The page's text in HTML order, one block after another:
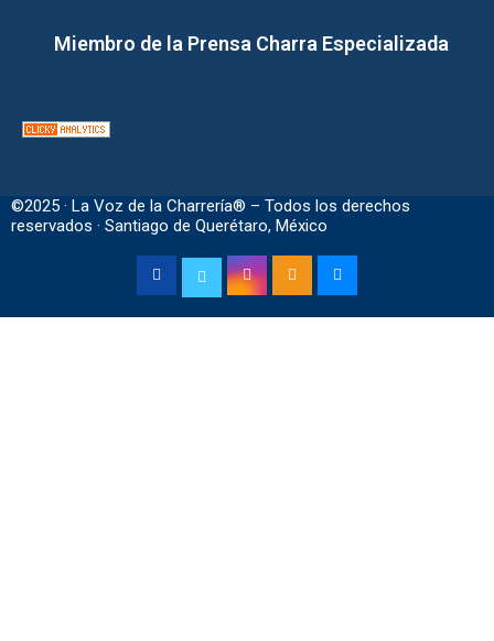
Miembro de la Prensa Charra Especializada
©2025 · La Voz de la Charrería® – Todos los derechos
reservados · Santiago de Querétaro, México